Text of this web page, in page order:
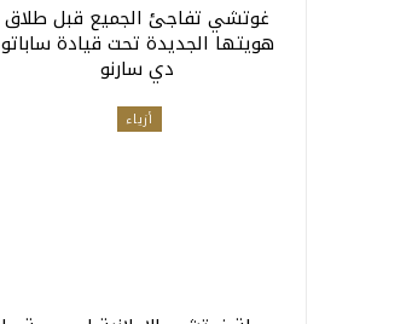
غوتشي تفاجئ الجميع قبل طلاق
هويتها الجديدة تحت قيادة ساباتو
دي سارنو
أزياء